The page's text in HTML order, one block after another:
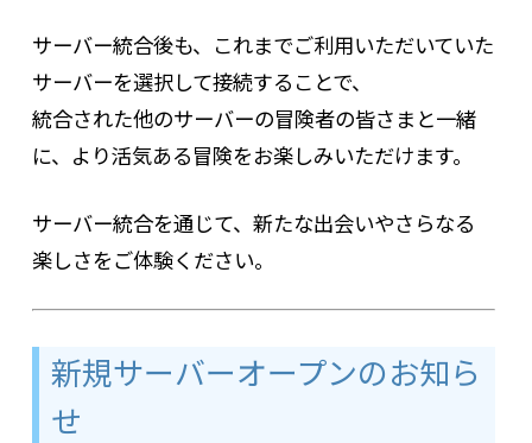
サーバー統合後も、これまでご利用いただいていた
サーバーを選択して接続することで、
統合された他のサーバーの冒険者の皆さまと一緒
に、より活気ある冒険をお楽しみいただけます。
サーバー統合を通じて、新たな出会いやさらなる
楽しさをご体験ください。
新規サーバーオープンのお知ら
せ